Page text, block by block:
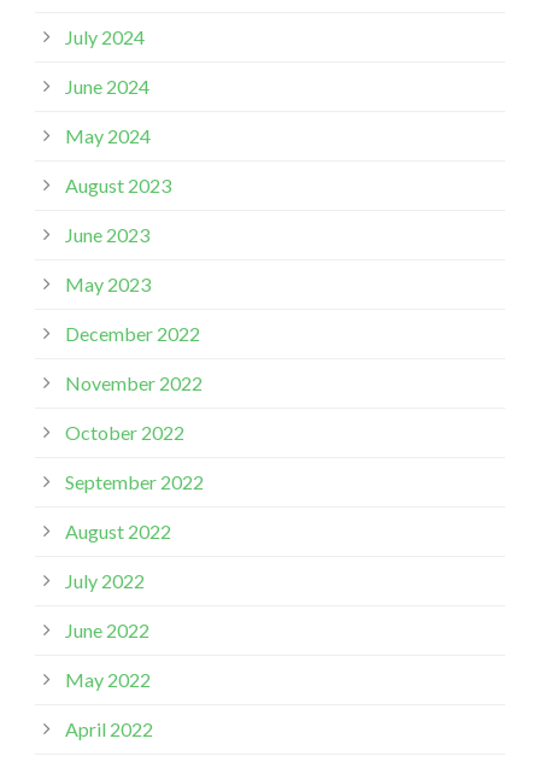
July 2024
June 2024
May 2024
August 2023
June 2023
May 2023
December 2022
November 2022
October 2022
September 2022
August 2022
July 2022
June 2022
May 2022
April 2022